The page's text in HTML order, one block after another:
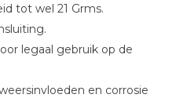
tot wel 21 Grms.
legaal gebruik op de
en corrosie